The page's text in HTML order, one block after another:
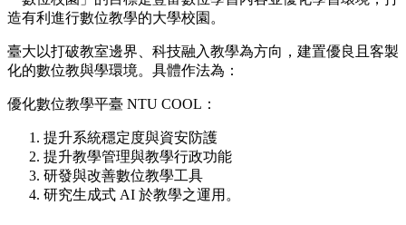
造有利進行數位教學的大學校園。
臺大以打破教室邊界、科技融入教學為方向，建置優良且客製
化的數位教與學環境。具體作法為：
優化數位教學平臺 NTU COOL：
提升系統穩定度與資安防護
提升教學管理與教學行政功能
研發與改善數位教學工具
研究生成式 AI 於教學之運用。